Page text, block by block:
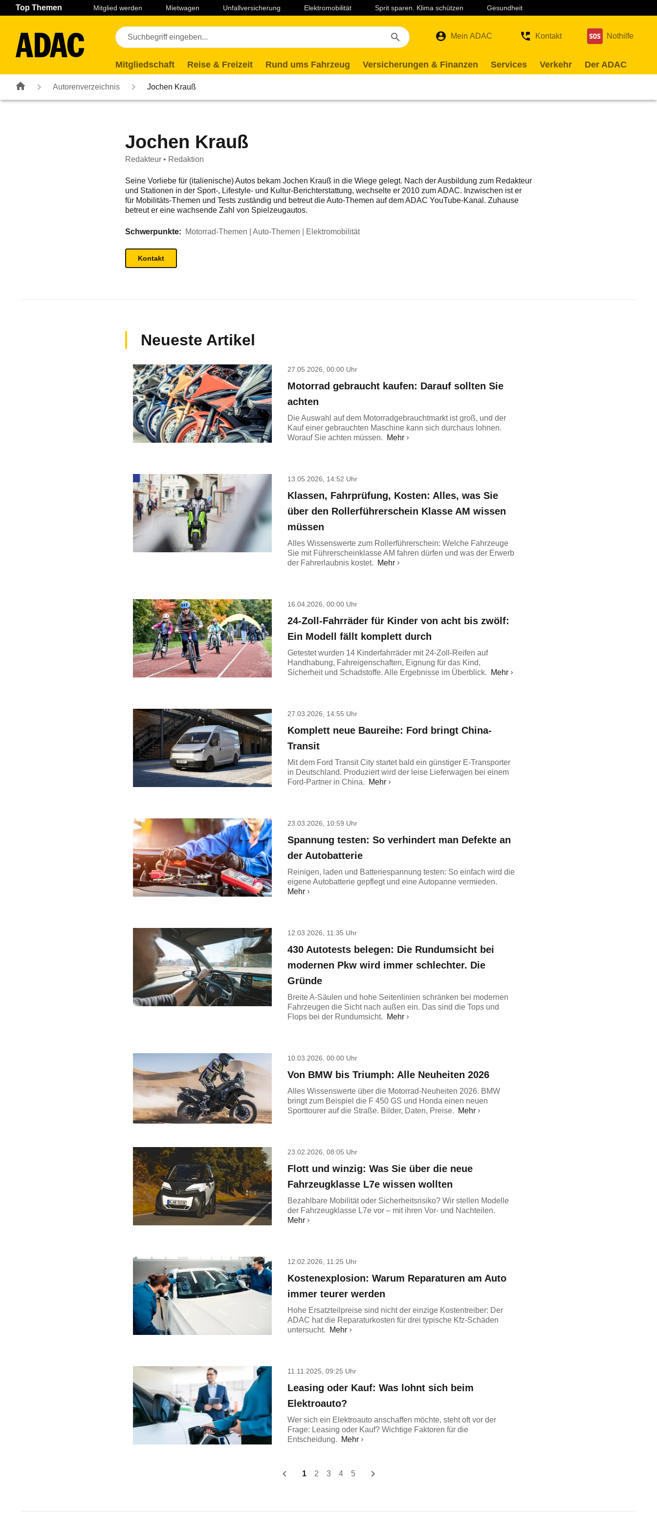
Navigation Seiteninhalt Fußzeile
Top Themen Mitglied werden Mietwagen Unfallversicherung Elektromobilität Sprit sparen. Klima schützen Gesundheit
Mein ADAC Kontakt Nothilfe
Mitgliedschaft Reise & Freizeit Rund ums Fahrzeug Versicherungen & Finanzen Services Verkehr Der ADAC
Autorenverzeichnis Jochen Krauß
Jochen Krauß
Redakteur • Redaktion
Seine Vorliebe für (italienische) Autos bekam Jochen Krauß in die Wiege gelegt. Nach der Ausbildung zum Redakteur
und Stationen in der Sport-, Lifestyle- und Kultur-Berichterstattung, wechselte er 2010 zum ADAC. Inzwischen ist er
für Mobilitäts-Themen und Tests zuständig und betreut die Auto-Themen auf dem ADAC YouTube-Kanal. Zuhause
betreut er eine wachsende Zahl von Spielzeugautos.
Schwerpunkte: Motorrad-Themen | Auto-Themen | Elektromobilität
Kontakt
Neueste Artikel
27.05.2026, 00:00 Uhr
Motorrad gebraucht kaufen: Darauf sollten Sie
achten
Die Auswahl auf dem Motorradgebrauchtmarkt ist groß, und der
Kauf einer gebrauchten Maschine kann sich durchaus lohnen.
Worauf Sie achten müssen.
Mehr
13.05.2026, 14:52 Uhr
Klassen, Fahrprüfung, Kosten: Alles, was Sie
über den Rollerführerschein Klasse AM wissen
müssen
Alles Wissenswerte zum Rollerführerschein: Welche Fahrzeuge
Sie mit Führerscheinklasse AM fahren dürfen und was der Erwerb
der Fahrerlaubnis kostet.
Mehr
16.04.2026, 00:00 Uhr
24-Zoll-Fahrräder für Kinder von acht bis zwölf:
Ein Modell fällt komplett durch
Getestet wurden 14 Kinderfahrräder mit 24-Zoll-Reifen auf
Handhabung, Fahreigenschaften, Eignung für das Kind,
Sicherheit und Schadstoffe. Alle Ergebnisse im Überblick.
Mehr
27.03.2026, 14:55 Uhr
Komplett neue Baureihe: Ford bringt China-
Transit
Mit dem Ford Transit City startet bald ein günstiger E-Transporter
in Deutschland. Produziert wird der leise Lieferwagen bei einem
Ford-Partner in China.
Mehr
23.03.2026, 10:59 Uhr
Spannung testen: So verhindert man Defekte an
der Autobatterie
Reinigen, laden und Batteriespannung testen: So einfach wird die
eigene Autobatterie gepflegt und eine Autopanne vermieden.
Mehr
12.03.2026, 11:35 Uhr
430 Autotests belegen: Die Rundumsicht bei
modernen Pkw wird immer schlechter. Die
Gründe
Breite A-Säulen und hohe Seitenlinien schränken bei modernen
Fahrzeugen die Sicht nach außen ein. Das sind die Tops und
Flops bei der Rundumsicht.
Mehr
10.03.2026, 00:00 Uhr
Von BMW bis Triumph: Alle Neuheiten 2026
Alles Wissenswerte über die Motorrad-Neuheiten 2026. BMW
bringt zum Beispiel die F 450 GS und Honda einen neuen
Sporttourer auf die Straße. Bilder, Daten, Preise.
Mehr
23.02.2026, 08:05 Uhr
Flott und winzig: Was Sie über die neue
Fahrzeugklasse L7e wissen wollten
Bezahlbare Mobilität oder Sicherheitsrisiko? Wir stellen Modelle
der Fahrzeugklasse L7e vor – mit ihren Vor- und Nachteilen.
Mehr
12.02.2026, 11:25 Uhr
Kostenexplosion: Warum Reparaturen am Auto
immer teurer werden
Hohe Ersatzteilpreise sind nicht der einzige Kostentreiber: Der
ADAC hat die Reparaturkosten für drei typische Kfz-Schäden
untersucht.
Mehr
11.11.2025, 09:25 Uhr
Leasing oder Kauf: Was lohnt sich beim
Elektroauto?
Wer sich ein Elektroauto anschaffen möchte, steht oft vor der
Frage: Leasing oder Kauf? Wichtige Faktoren für die
Entscheidung.
Mehr
1 2 3 4 5